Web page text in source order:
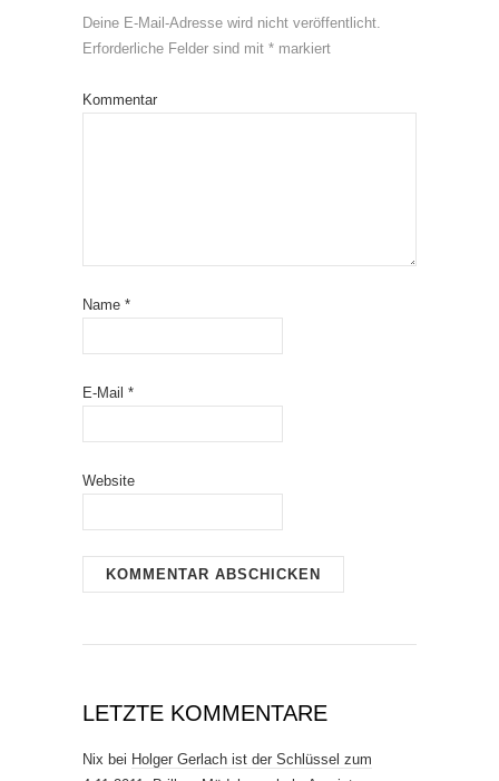
Deine E-Mail-Adresse wird nicht veröffentlicht.
Erforderliche Felder sind mit * markiert
Kommentar
Name *
E-Mail *
Website
LETZTE KOMMENTARE
Nix bei Holger Gerlach ist der Schlüssel zum